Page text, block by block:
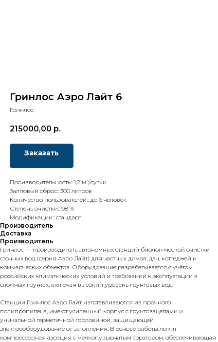
Гринлос Аэро Лайт 6
Гринлос
215000,00 р.
Заказать
Производительность:: 1,2 м³/сутки
Залповый сброс:: 300 литров
Количество пользователей:: до 6 человек
Степень очистки:: 98 %
Модификации:: стандарт
Производитель
Доставка
Производитель
Гринлос — производитель автономных станций биологической очистки
сточных вод (серия Аэро Лайт) для частных домов, дач, коттеджей и
коммерческих объектов. Оборудование разрабатывается с учётом
российских климатических условий и требований к эксплуатации в
сложных грунтах, включая высокий уровень грунтовых вод.
Станции Гринлос Аэро Лайт изготавливаются из прочного
полипропилена, имеют усиленный корпус с грунтозацепами и
уникальной герметичной горловиной, защищающей
электрооборудование от затопления. В основе работы лежит
компрессорная аэрация с мелкопузырчатым аэратором, обеспечивающая